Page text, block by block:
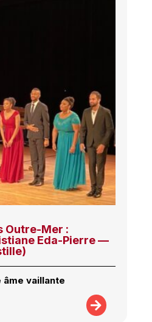
Outre-Mer :
Eda-Pierre —
âme vaillante